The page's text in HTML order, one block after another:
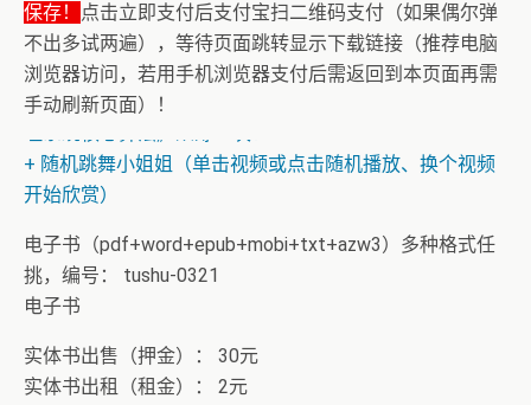
保存！
点击立即支付后支付宝扫二维码支付（如果偶尔弹
不出多试两遍），等待页面跳转显示下载链接（推荐电脑
浏览器访问，若用手机浏览器支付后需返回到本页面再需
手动刷新页面）！
+ 恭喜IP为180.201.1.217的网友为电子书籍《动力电池管
+ 随机跳舞小姐姐（单击视频或点击随机播放、换个视频
开始欣赏）
电子书（pdf+word+epub+mobi+txt+azw3）多种格式任
挑，编号： tushu-0321
电子书
实体书出售（押金）： 30元
实体书出租（租金）： 2元